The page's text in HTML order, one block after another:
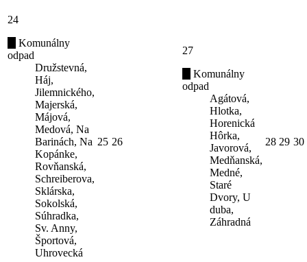
24
Komunálny
odpad
Družstevná,
Háj,
Jilemnického,
Majerská,
Májová,
Medová, Na
Barinách, Na
Kopánke,
Rovňanská,
Schreiberova,
Sklárska,
Sokolská,
Súhradka,
Sv. Anny,
Športová,
Uhrovecká
25 26
27
Komunálny
odpad
Agátová,
Hlotka,
Horenická
Hôrka,
Javorová,
Medňanská,
Medné,
Staré
Dvory, U
duba,
Záhradná
28 29 30